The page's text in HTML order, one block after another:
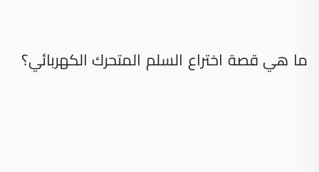
ما هي قصة اختراع السلم المتحرك الكهربائي؟